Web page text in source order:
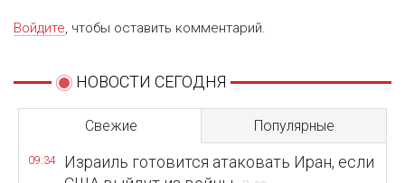
Войдите, чтобы оставить комментарий.
НОВОСТИ СЕГОДНЯ
Свежие Популярные
09:34
Израиль готовится атаковать Иран, если